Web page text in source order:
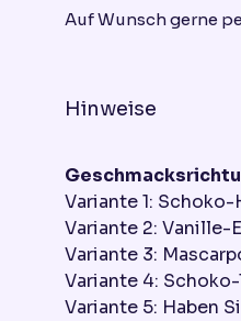
Auf Wunsch gerne
Hinweise
Variante 1:
Variante 2: Vanille-
Variante 3:
Variante 4:
Variante 5: Haben